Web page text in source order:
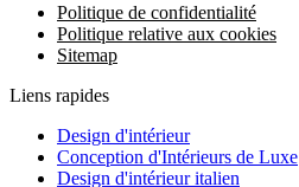
Politique de confidentialité
Politique relative aux cookies
Sitemap
Liens rapides
Design d'intérieur
Conception d'Intérieurs de Luxe
Design d'intérieur italien